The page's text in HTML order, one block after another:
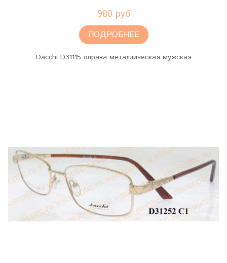
980 руб
ПОДРОБНЕЕ
Dacchi D31115 оправа металлическая мужская